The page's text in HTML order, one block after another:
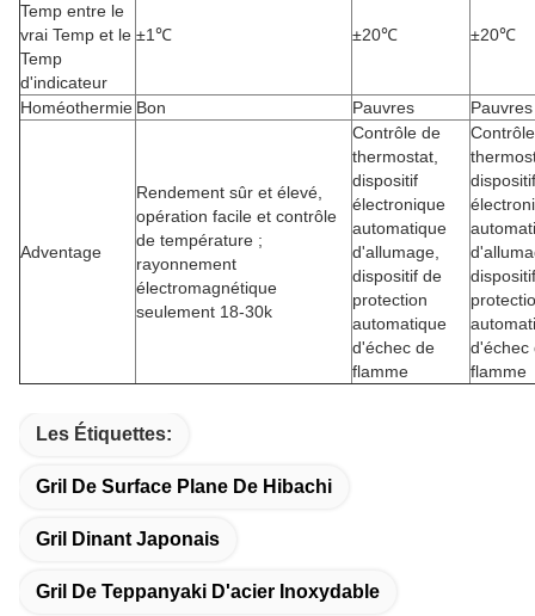
Temp entre le
vrai Temp et le
Temp
d'indicateur
±1℃ ±20℃ ±20℃
Homéothermie Bon Pauvres Pauvres
Adventage
Rendement sûr et élevé,
opération facile et contrôle
de température ;
rayonnement
électromagnétique
seulement 18-30k
Contrôle de
thermostat,
dispositif
électronique
automatique
d'allumage,
dispositif de
protection
automatique
d'échec de
flamme
dispositif
d'échec
flamme
Les Étiquettes:
Gril De Surface Plane De Hibachi
Gril Dinant Japonais
Gril De Teppanyaki D'acier Inoxydable